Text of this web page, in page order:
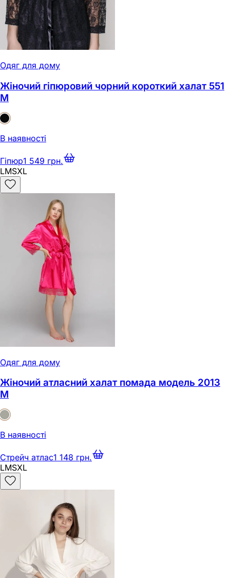
Одяг для дому
Жіночий гіпюровий чорний короткий халат 551
M
В наявності
Гіпюр1 549 грн.
LMSXL
Одяг для дому
Жіночий атласний халат помада модель 2013
M
В наявності
Стрейч атлас1 148 грн.
LMSXL